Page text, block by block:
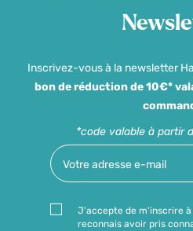
Inscrivez-vous à la newsletter
bon de réduction de 10€*
*code valable à partir
J'accepte de m'inscrire
reconnais avoir pris